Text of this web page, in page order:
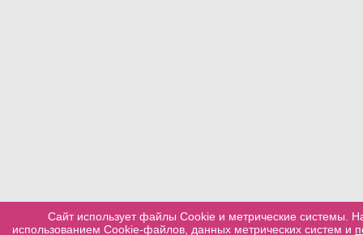
Сайт использует файлы Cookie и метрические системы.
использованием Cookie-файлов, данных метрических систем и